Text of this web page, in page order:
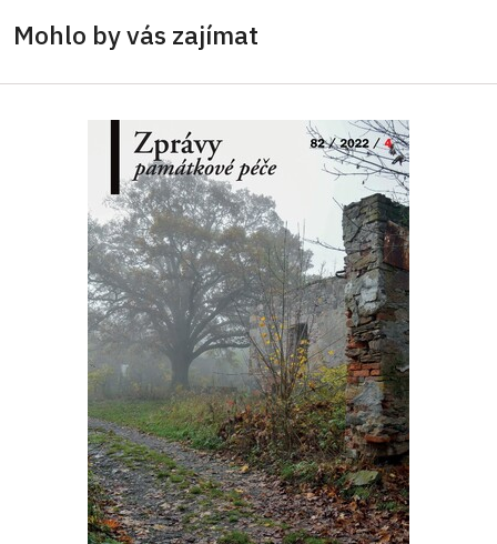
Mohlo by vás zajímat